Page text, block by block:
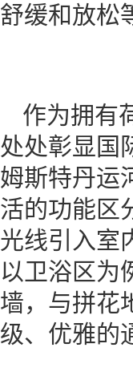
舒缓和放松
作为拥有
处处彰显国
姆斯特丹运
活的功能区
光线引入室
以卫浴区为
墙，与拼花
级、优雅的